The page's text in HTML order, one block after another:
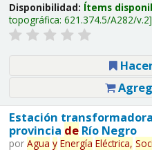
Disponibilidad: Ítems
topográfica: 621.374.5/A282/v.2
Estación
provincia deRío Negro
por Agua y Energía Eléctrica,